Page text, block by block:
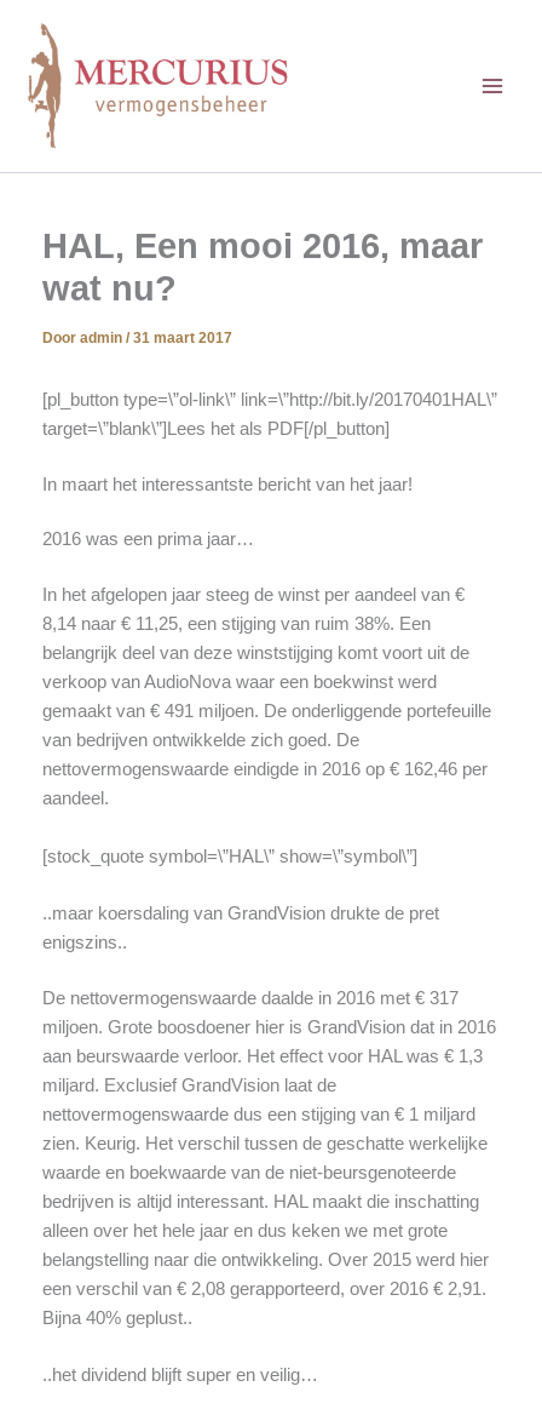
inhoud
HAL, Een mooi 2016, maar
wat nu?
Door admin / 31 maart 2017
[pl_button type=\”ol-link\” link=\”http://bit.ly/20170401HAL\”
target=\”blank\”]Lees het als PDF[/pl_button]
In maart het interessantste bericht van het jaar!
2016 was een prima jaar…
In het afgelopen jaar steeg de winst per aandeel van €
8,14 naar € 11,25, een stijging van ruim 38%. Een
belangrijk deel van deze winststijging komt voort uit de
verkoop van AudioNova waar een boekwinst werd
gemaakt van € 491 miljoen. De onderliggende portefeuille
van bedrijven ontwikkelde zich goed. De
nettovermogenswaarde eindigde in 2016 op € 162,46 per
aandeel.
[stock_quote symbol=\”HAL\” show=\”symbol\”]
..maar koersdaling van GrandVision drukte de pret
enigszins..
De nettovermogenswaarde daalde in 2016 met € 317
miljoen. Grote boosdoener hier is GrandVision dat in 2016
aan beurswaarde verloor. Het effect voor HAL was € 1,3
miljard. Exclusief GrandVision laat de
nettovermogenswaarde dus een stijging van € 1 miljard
zien. Keurig. Het verschil tussen de geschatte werkelijke
waarde en boekwaarde van de niet-beursgenoteerde
bedrijven is altijd interessant. HAL maakt die inschatting
alleen over het hele jaar en dus keken we met grote
belangstelling naar die ontwikkeling. Over 2015 werd hier
een verschil van € 2,08 gerapporteerd, over 2016 € 2,91.
Bijna 40% geplust..
..het dividend blijft super en veilig…